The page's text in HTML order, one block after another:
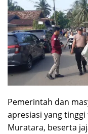
Pemerintah dan
apresiasi yang
Muratara, beserta